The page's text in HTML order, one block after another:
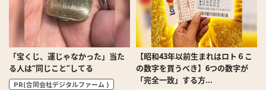
「宝くじ、運じゃなかった」当た
る人は“同じこと”してる
PR(合同会社デジタルファーム )
【昭和43年以前生まれはロト６こ
の数字を買うべき】6つの数字が
「完全一致」する方...